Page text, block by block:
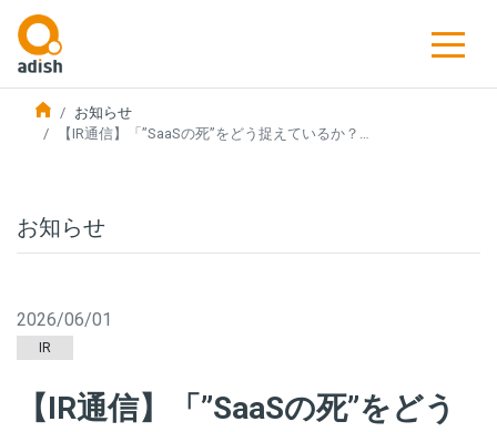
お知らせ
【IR通信】「”SaaSの死”をどう捉えているか？…
お知らせ
2026/06/01
IR
【IR通信】「”SaaSの死”をどう